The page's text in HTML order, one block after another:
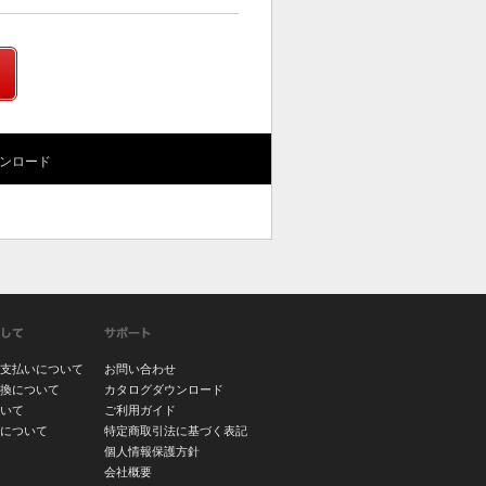
ロード
払いについて
について
て
ついて
お問い合わせ
カタログダウンロード
ご利用ガイド
特定商取引法に基づく表記
個人情報保護方針
会社概要